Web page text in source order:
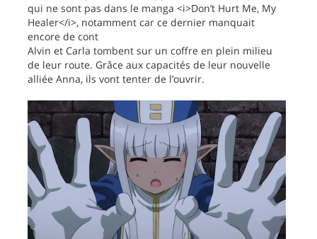
qui ne sont pas dans le manga <i>Don’t Hurt Me, My
Healer</i>, notamment car ce dernier manquait
encore de cont
Alvin et Carla tombent sur un coffre en plein milieu
de leur route. Grâce aux capacités de leur nouvelle
alliée Anna, ils vont tenter de l’ouvrir.